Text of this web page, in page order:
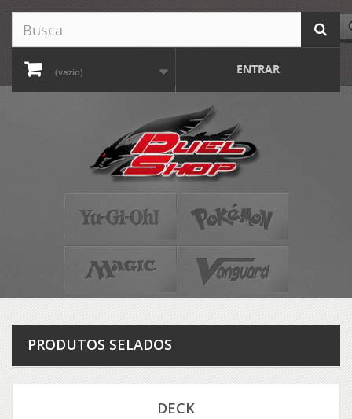
(vazio) ENTRAR
PRODUTOS SELADOS
DECK